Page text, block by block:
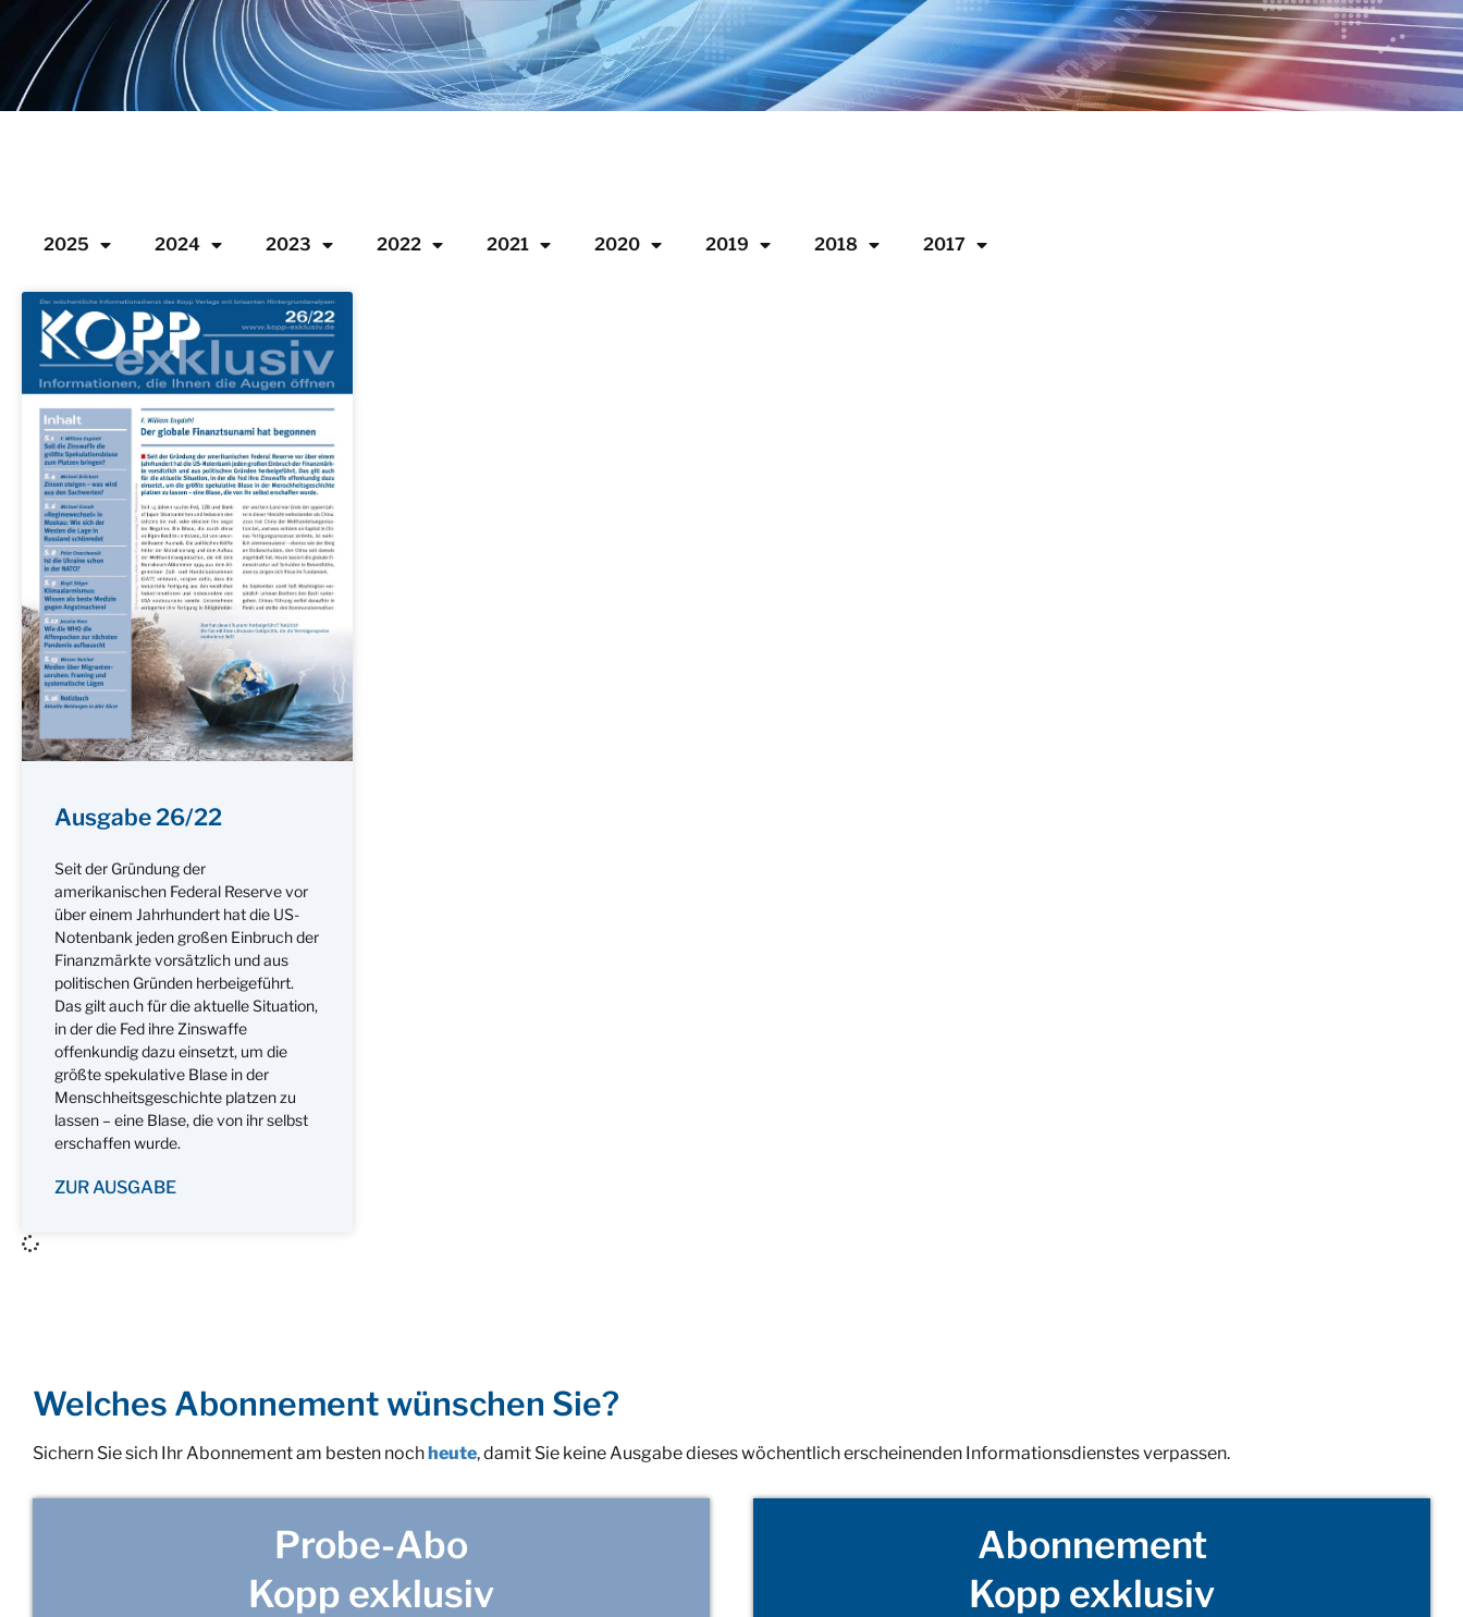
2025 2024 2023 2022 2021 2020 2019 2018 2017
Ausgabe 26/22
Seit der Gründung der
amerikanischen Federal Reserve vor
über einem Jahrhundert hat die US-
Notenbank jeden großen Einbruch der
Finanzmärkte vorsätzlich und aus
politischen Gründen herbeigeführt.
Das gilt auch für die aktuelle Situation,
in der die Fed ihre Zinswaffe
offenkundig dazu einsetzt, um die
größte spekulative Blase in der
Menschheitsgeschichte platzen zu
lassen – eine Blase, die von ihr selbst
erschaffen wurde.
ZUR AUSGABE
Welches Abonnement wünschen Sie?
Sichern Sie sich Ihr Abonnement am besten nochheute, damit Sie keine Ausgabe dieses wöchentlich erscheinenden Informationsdienstes verpassen.
Probe-Abo
Kopp exklusiv
Abonnement
Kopp exklusiv